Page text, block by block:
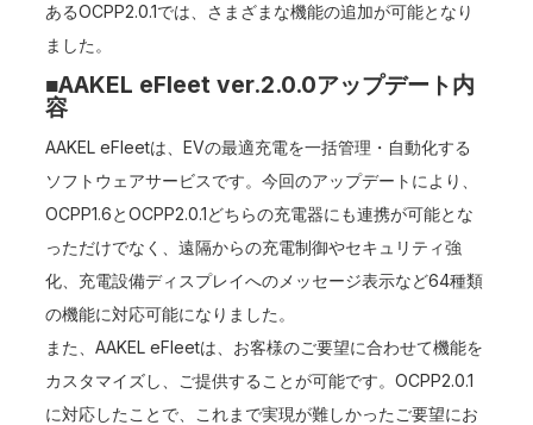
あるOCPP2.0.1では、さまざまな機能の追加が可能となり
ました。
■AAKEL eFleet ver.2.0.0アップデート内
容
AAKEL eFleetは、EVの最適充電を一括管理・自動化する
ソフトウェアサービスです。今回のアップデートにより、
OCPP1.6とOCPP2.0.1どちらの充電器にも連携が可能とな
っただけでなく、遠隔からの充電制御やセキュリティ強
化、充電設備ディスプレイへのメッセージ表示など64種類
の機能に対応可能になりました。
また、AAKEL eFleetは、お客様のご要望に合わせて機能を
カスタマイズし、ご提供することが可能です。OCPP2.0.1
に対応したことで、これまで実現が難しかったご要望にお